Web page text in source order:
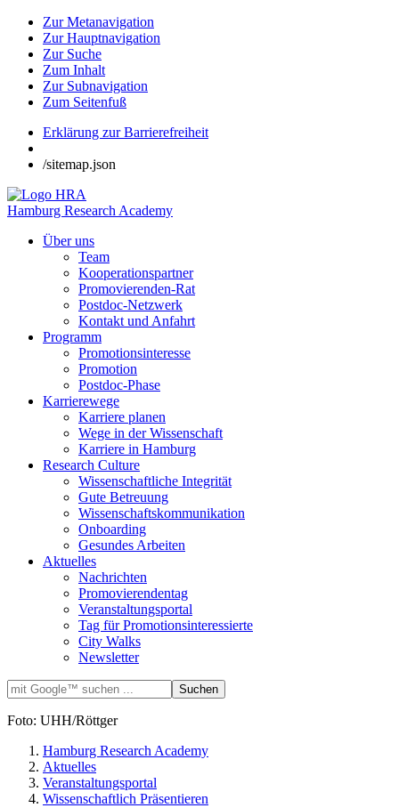
Zur Metanavigation
Zur Hauptnavigation
Zur Suche
Zum Inhalt
Zur Subnavigation
Zum Seitenfuß
Erklärung zur Barrierefreiheit
/sitemap.json
Hamburg Research Academy
Über uns
Team
Kooperationspartner
Promovierenden-Rat
Postdoc-Netzwerk
Kontakt und Anfahrt
Programm
Promotionsinteresse
Promotion
Postdoc-Phase
Karrierewege
Karriere planen
Wege in der Wissenschaft
Karriere in Hamburg
Research Culture
Wissenschaftliche Integrität
Gute Betreuung
Wissenschaftskommunikation
Onboarding
Gesundes Arbeiten
Aktuelles
Nachrichten
Promovierendentag
Veranstaltungsportal
Tag für Promotionsinteressierte
City Walks
Newsletter
Foto: UHH/Röttger
Hamburg Research Academy
Aktuelles
Veranstaltungsportal
Wissenschaftlich Präsentieren